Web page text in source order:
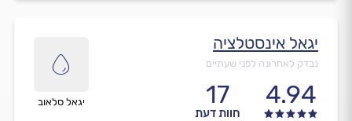
יגאל סלאוב
יגאל אינסטלציה
נבדק לאחרונה לפני שעתיים
4.94
17
חוות דעת